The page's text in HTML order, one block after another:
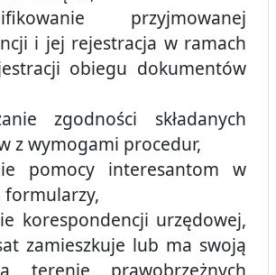
przyjmowanej
i jej rejestracja w ramach
obiegu dokumentów
zgodności składanych
z wymogami procedur,
pomocy interesantom w
formularzy,
korespondencji urzędowej,
zamieszkuje lub ma swoją